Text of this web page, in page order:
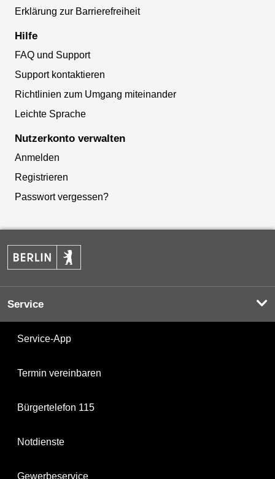
Erklärung zur Barrierefreiheit
Hilfe
FAQ und Support
Support kontaktieren
Richtlinien zum Umgang miteinander
Leichte Sprache
Nutzerkonto verwalten
Anmelden
Registrieren
Passwort vergessen?
Service
Service-App
Termin vereinbaren
Bürgertelefon 115
Notdienste
Gewerbeservice